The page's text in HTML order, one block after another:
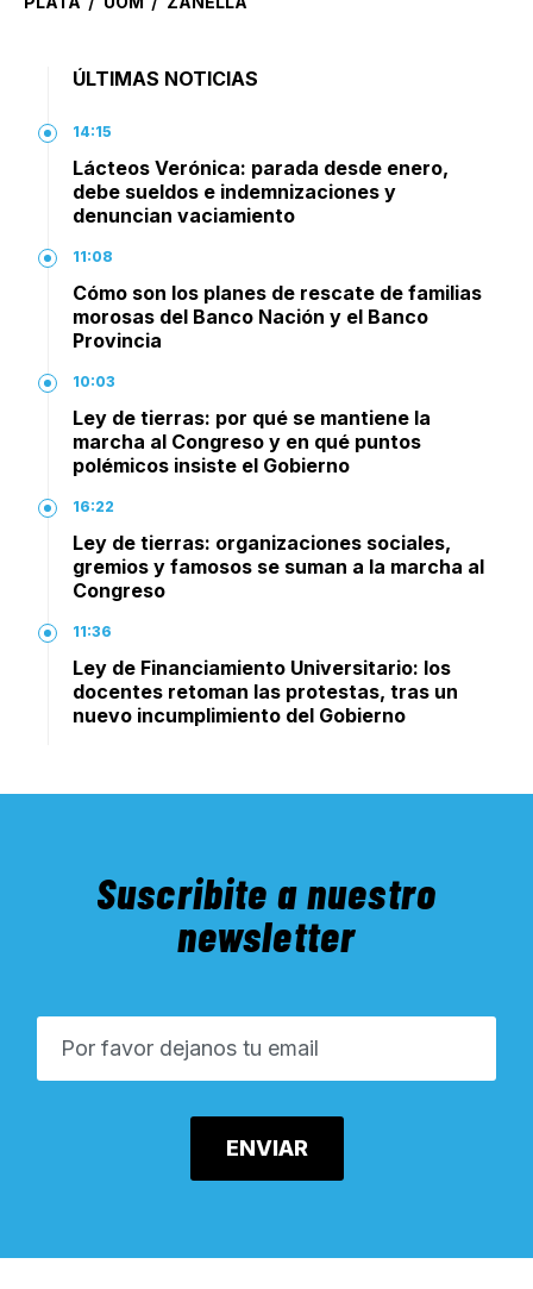
ÚLTIMAS NOTICIAS
14:15
Lácteos Verónica: parada desde enero,
debe sueldos e indemnizaciones y
denuncian vaciamiento
11:08
Cómo son los planes de rescate de familias
morosas del Banco Nación y el Banco
Provincia
10:03
Ley de tierras: por qué se mantiene la
marcha al Congreso y en qué puntos
polémicos insiste el Gobierno
16:22
Ley de tierras: organizaciones sociales,
gremios y famosos se suman a la marcha al
Congreso
11:36
Ley de Financiamiento Universitario: los
docentes retoman las protestas, tras un
nuevo incumplimiento del Gobierno
Suscribite a nuestro
newsletter